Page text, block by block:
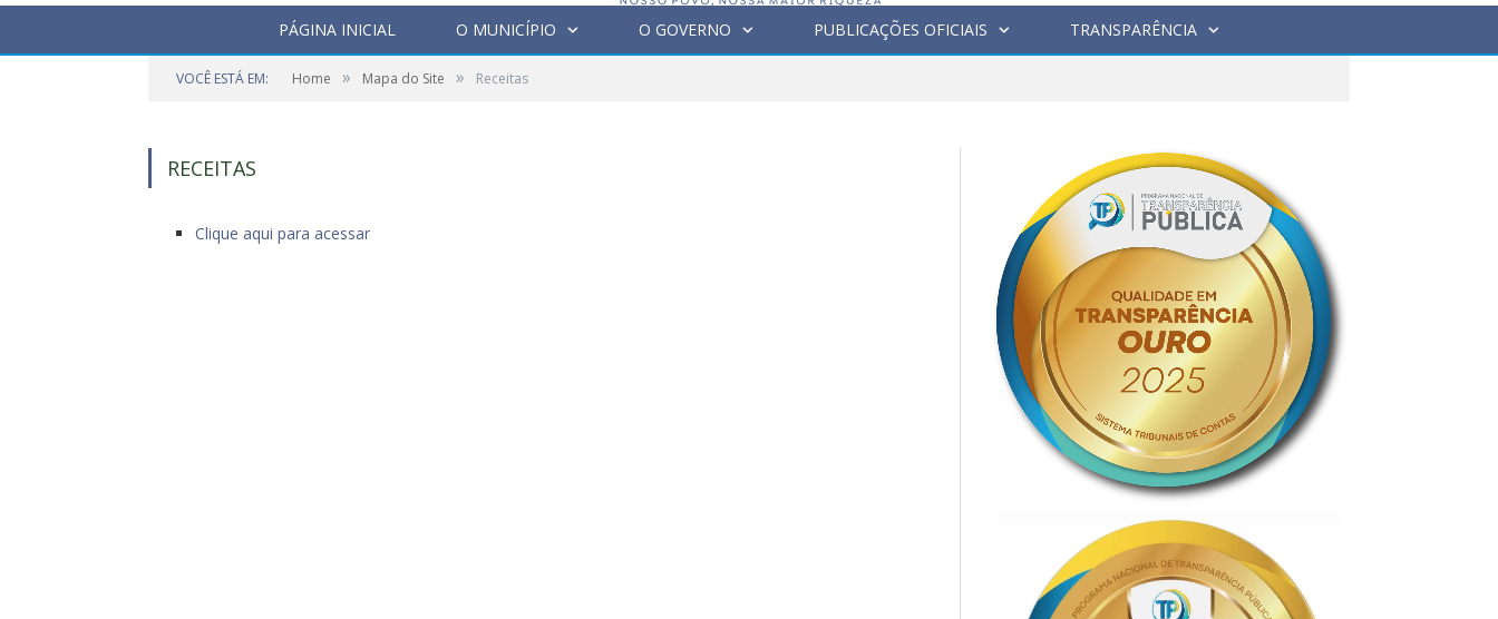
PÁGINA INICIAL O MUNICÍPIO O GOVERNO PUBLICAÇÕES OFICIAIS TRANSPARÊNCIA
VOCÊ ESTÁ EM: Home » Mapa do Site » Receitas
RECEITAS
Clique aqui para acessar